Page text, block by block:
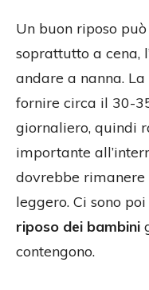
Un buon riposo
soprattutto a cena,
andare a nanna.
fornire circa il 30-
giornaliero, quindi
importante
dovrebbe
leggero. Ci sono
riposo dei bambini
contengono.